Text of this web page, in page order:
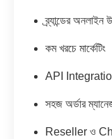
ব্র্যান্ডের অনলাইন
কম খরচে মার্কেটিং
API
সহজ অর্ডার
Reseller ও